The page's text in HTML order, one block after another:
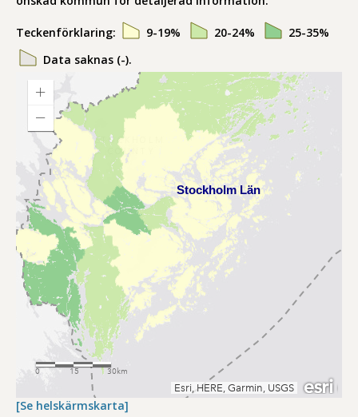
Teckenförklaring: 9-19% 20-24%
25-35%
Data saknas (-).
[Se helskärmskarta]